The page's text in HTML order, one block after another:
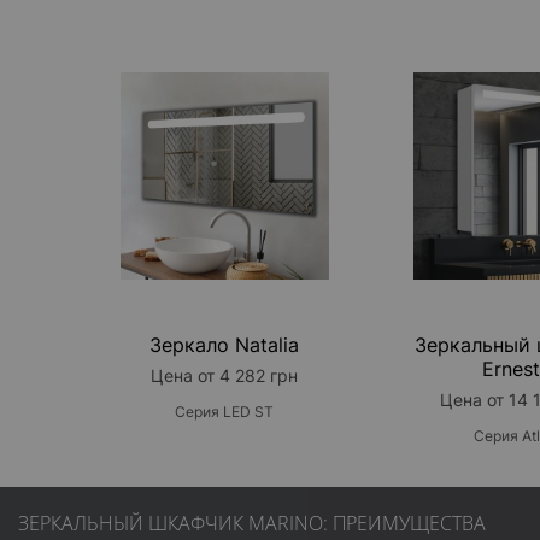
Зеркало Natalia
Цена от 4 282 грн
Серия LED ST
Зеркальный
Цена от 14
Серия
ЗЕРКАЛЬНЫЙ ШКАФЧИК MARINO: ПРЕИМУЩЕСТВА